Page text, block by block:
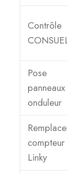
Contrôle
Pose
onduleur
compteur
Linky